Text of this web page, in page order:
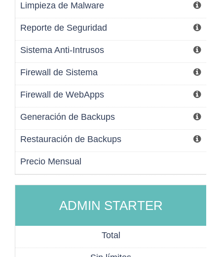
Limpieza de Malware
Reporte de Seguridad
Sistema Anti-Intrusos
Firewall de Sistema
Firewall de WebApps
Generación de Backups
Restauración de Backups
Precio Mensual
ADMIN STARTER
Total